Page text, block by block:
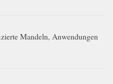
Mandeln, Anwendungen